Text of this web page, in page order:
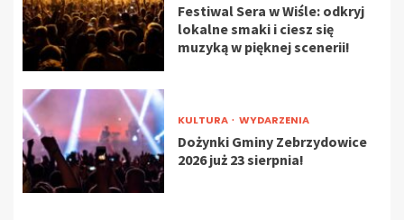
Festiwal Sera w Wiśle: odkryj
lokalne smaki i ciesz się
muzyką w pięknej scenerii!
KULTURA WYDARZENIA
Dożynki Gminy Zebrzydowice
2026 już 23 sierpnia!